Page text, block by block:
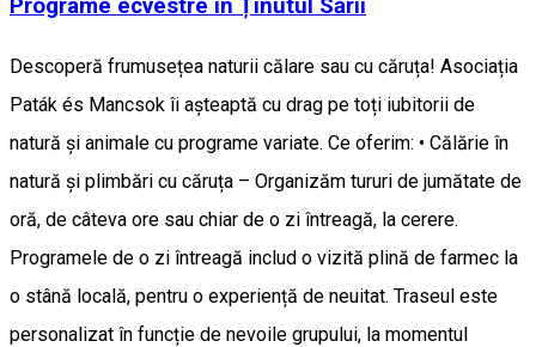
Programe ecvestre în Ținutul Sării
Descoperă frumusețea naturii călare sau cu căruța! Asociația
Paták és Mancsok îi așteaptă cu drag pe toți iubitorii de
natură și animale cu programe variate. Ce oferim: • Călărie în
natură și plimbări cu căruța – Organizăm tururi de jumătate de
oră, de câteva ore sau chiar de o zi întreagă, la cerere.
Programele de o zi întreagă includ o vizită plină de farmec la
o stână locală, pentru o experiență de neuitat. Traseul este
personalizat în funcție de nevoile grupului, la momentul